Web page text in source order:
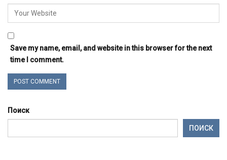
Save my name, email, and website in this browser for the next
time I comment.
Поиск
ПОИСК